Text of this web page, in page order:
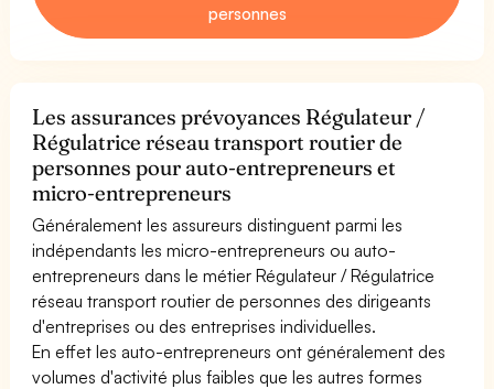
personnes
Les assurances prévoyances Régulateur /
Régulatrice réseau transport routier de
personnes pour auto-entrepreneurs et
micro-entrepreneurs
Généralement les assureurs distinguent parmi les
indépendants les micro-entrepreneurs ou auto-
entrepreneurs dans le métier Régulateur / Régulatrice
réseau transport routier de personnes des dirigeants
d'entreprises ou des entreprises individuelles.
En effet les auto-entrepreneurs ont généralement des
volumes d'activité plus faibles que les autres formes